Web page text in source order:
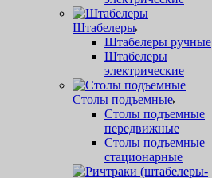
Штабелеры
Штабелеры ручные
Штабелеры
электрические
Столы подъемные
Столы подъемные
передвижные
Столы подъемные
стационарные